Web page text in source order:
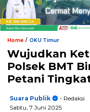
Home / OKU Timur
Wujudkan
Polsek BMT
Petani
Suara Publik
- Redaksi
Sabtu, 7 Juni 2025